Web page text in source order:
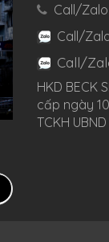
Call/Zalo
Call/Zalo
Call/
HKD BECK
cấp ngày
TCKH